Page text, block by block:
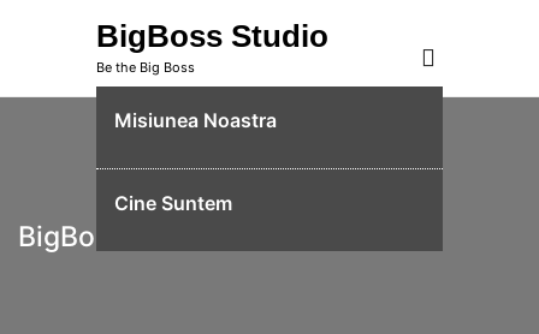
BigBoss Studio
Be the Big Boss
Misiunea Noastra
Cine Suntem
BigBoss Studio